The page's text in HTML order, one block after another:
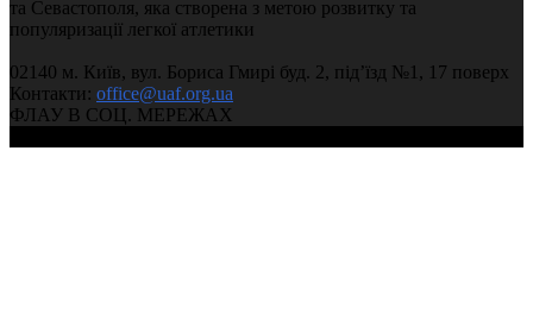
та Севастополя, яка створена з метою розвитку та
популяризації легкої атлетики
02140 м. Київ, вул. Бориса Гмирі буд. 2, під’їзд №1, 17 поверх
Контакти: office@uaf.org.ua
ФЛАУ В СОЦ. МЕРЕЖАХ